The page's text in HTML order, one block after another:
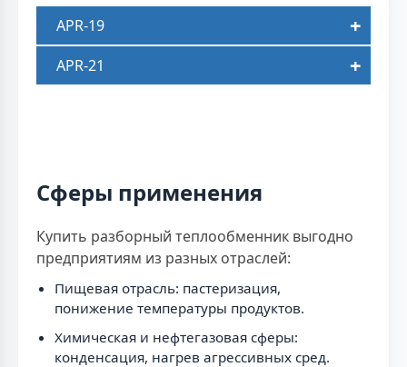
APR-19
APR-21
Сферы применения
Купить разборный теплообменник выгодно
предприятиям из разных отраслей:
Пищевая отрасль: пастеризация,
понижение температуры продуктов.
Химическая и нефтегазовая сферы:
конденсация, нагрев агрессивных сред.